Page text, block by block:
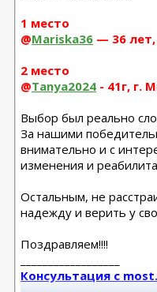
1 место
@Mariska36 — 36
2 место
@Tanya2024 - 41г, г.
Выбор был реально
За нашими
внимательно и с
изменения и
Остальным, не
надежду и верить у
Поздравляем!!!!
Консультация с